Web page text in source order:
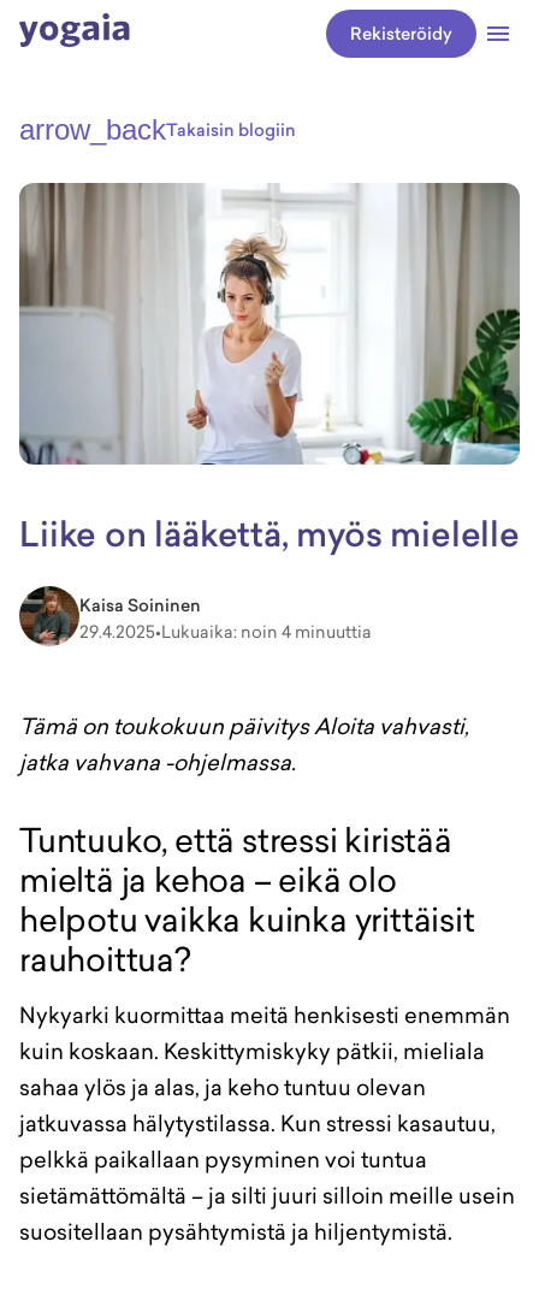
Rekisteröidy
arrow_backTakaisin blogiin
Liike on lääkettä, myös mielelle
Kaisa Soininen
29.4.2025•Lukuaika: noin 4 minuuttia
Tämä on toukokuun päivitys Aloita vahvasti,
jatka vahvana -ohjelmassa.
Tuntuuko, että stressi kiristää
mieltä ja kehoa – eikä olo
helpotu vaikka kuinka yrittäisit
rauhoittua?
Nykyarki kuormittaa meitä henkisesti enemmän
kuin koskaan. Keskittymiskyky pätkii, mieliala
sahaa ylös ja alas, ja keho tuntuu olevan
jatkuvassa hälytystilassa. Kun stressi kasautuu,
pelkkä paikallaan pysyminen voi tuntua
sietämättömältä – ja silti juuri silloin meille usein
suositellaan pysähtymistä ja hiljentymistä.